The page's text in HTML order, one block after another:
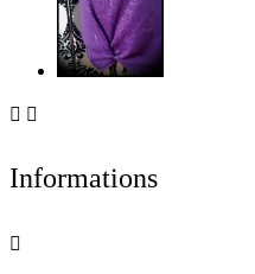
 
Informations
